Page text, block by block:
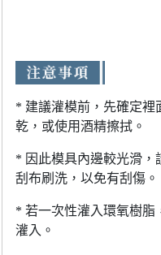
* 建議灌模前，先確定裡
乾，或使用酒精擦拭。
* 因此模具內邊較光滑，
刮布刷洗，以免有刮傷。
* 若一次性灌入環氧樹脂
灌入。